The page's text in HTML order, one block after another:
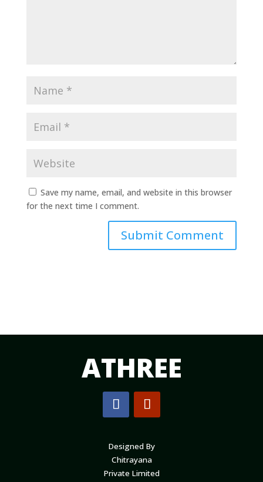
Save my name, email, and website in this browser
for the next time I comment.
Submit Comment
ATHREE
Designed By
Chitrayana
Private Limited